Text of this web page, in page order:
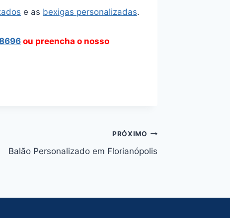
e as bexigas personalizadas.
ou preencha o nosso
PRÓXIMO
Balão Personalizado em Florianópolis